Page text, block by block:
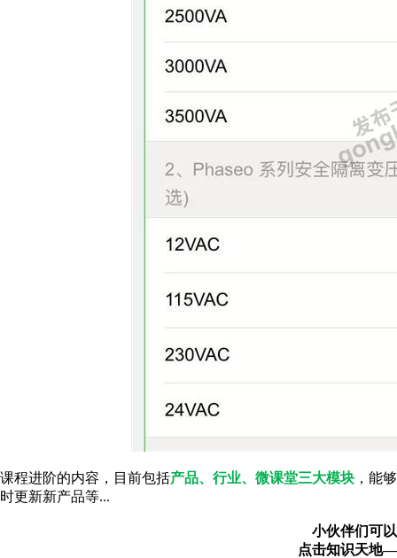
课程进阶的内容，目前包括产品、行业、微课堂三大模块 ，能
时更新新产品等...
小伙伴们可
点击知识天地